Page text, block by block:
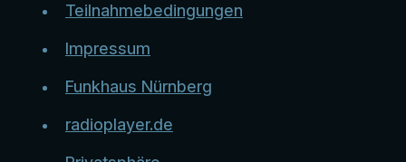
Teilnahmebedingungen
Impressum
Funkhaus Nürnberg
radioplayer.de